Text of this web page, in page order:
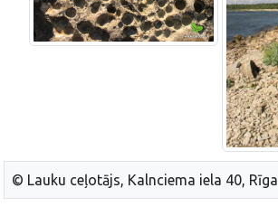
© Lauku ceļotājs, Kalnciema iela 40,